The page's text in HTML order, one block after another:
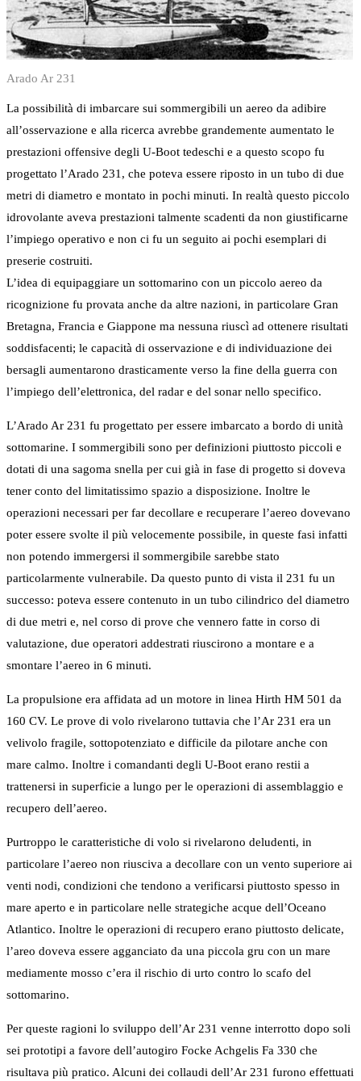
Arado Ar 231
La possibilità di imbarcare sui sommergibili un aereo da adibire
all’osservazione e alla ricerca avrebbe grandemente aumentato le
prestazioni offensive degli U-Boot tedeschi e a questo scopo fu
progettato l’Arado 231, che poteva essere riposto in un tubo di due
metri di diametro e montato in pochi minuti. In realtà questo piccolo
idrovolante aveva prestazioni talmente scadenti da non giustificarne
l’impiego operativo e non ci fu un seguito ai pochi esemplari di
preserie costruiti.
L’idea di equipaggiare un sottomarino con un piccolo aereo da
ricognizione fu provata anche da altre nazioni, in particolare Gran
Bretagna, Francia e Giappone ma nessuna riuscì ad ottenere risultati
soddisfacenti; le capacità di osservazione e di individuazione dei
bersagli aumentarono drasticamente verso la fine della guerra con
l’impiego dell’elettronica, del radar e del sonar nello specifico.
L’Arado Ar 231 fu progettato per essere imbarcato a bordo di unità
sottomarine. I sommergibili sono per definizioni piuttosto piccoli e
dotati di una sagoma snella per cui già in fase di progetto si doveva
tener conto del limitatissimo spazio a disposizione. Inoltre le
operazioni necessari per far decollare e recuperare l’aereo dovevano
poter essere svolte il più velocemente possibile, in queste fasi infatti
non potendo immergersi il sommergibile sarebbe stato
particolarmente vulnerabile. Da questo punto di vista il 231 fu un
successo: poteva essere contenuto in un tubo cilindrico del diametro
di due metri e, nel corso di prove che vennero fatte in corso di
valutazione, due operatori addestrati riuscirono a montare e a
smontare l’aereo in 6 minuti.
La propulsione era affidata ad un motore in linea Hirth HM 501 da
160 CV. Le prove di volo rivelarono tuttavia che l’Ar 231 era un
velivolo fragile, sottopotenziato e difficile da pilotare anche con
mare calmo. Inoltre i comandanti degli U-Boot erano restii a
trattenersi in superficie a lungo per le operazioni di assemblaggio e
recupero dell’aereo.
Purtroppo le caratteristiche di volo si rivelarono deludenti, in
particolare l’aereo non riusciva a decollare con un vento superiore ai
venti nodi, condizioni che tendono a verificarsi piuttosto spesso in
mare aperto e in particolare nelle strategiche acque dell’Oceano
Atlantico. Inoltre le operazioni di recupero erano piuttosto delicate,
l’areo doveva essere agganciato da una piccola gru con un mare
mediamente mosso c’era il rischio di urto contro lo scafo del
sottomarino.
Per queste ragioni lo sviluppo dell’Ar 231 venne interrotto dopo soli
sei prototipi a favore dell’autogiro Focke Achgelis Fa 330 che
risultava più pratico. Alcuni dei collaudi dell’Ar 231 furono effettuati